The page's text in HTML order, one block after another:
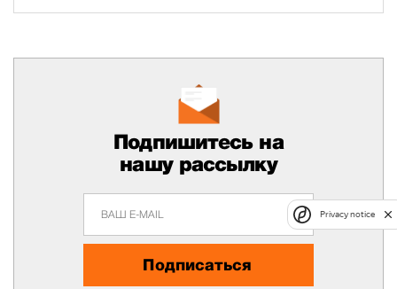
Подпишитесь на
нашу рассылку
Подписаться
Privacy notice